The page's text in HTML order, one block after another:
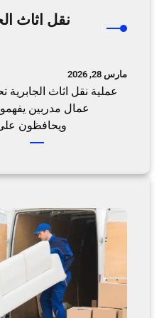
نقل اثاث
مارس 28, 2026
عملية نقل اثاث
عمال مدربين
ويحافظون